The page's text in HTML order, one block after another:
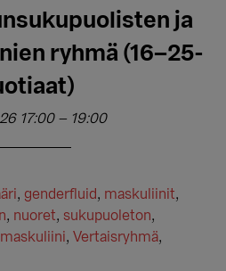
ja
ryhmä (16–25-
17:00– 19:00
, genderfluid, maskuliinit,
, nuoret, sukupuoleton,
,Vertaisryhmä,